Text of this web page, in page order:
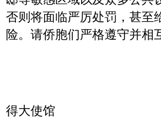
否则将面临严厉处罚，甚至
险。请侨胞们严格遵守并相
得大使馆